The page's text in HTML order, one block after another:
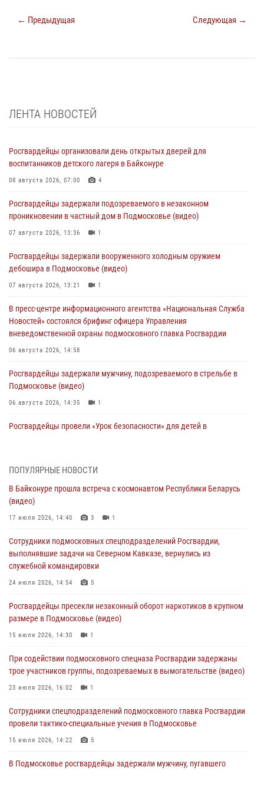
← Предыдущая Следующая →
ЛЕНТА НОВОСТЕЙ
Росгвардейцы организовали день открытых дверей для
воспитанников детского лагеря в Байконуре
08 августа 2026, 07:00 4
Росгвардейцы задержали подозреваемого в незаконном
проникновении в частный дом в Подмосковье (видео)
07 августа 2026, 13:36 1
Росгвардейцы задержали вооруженного холодным оружием
дебошира в Подмосковье (видео)
07 августа 2026, 13:21 1
В пресс-центре информационного агентства «Национальная Служба
Новостей» состоялся брифинг офицера Управления
вневедомственной охраны подмосковного главка Росгвардии
06 августа 2026, 14:58
Росгвардейцы задержали мужчину, подозреваемого в стрельбе в
Подмосковье (видео)
06 августа 2026, 14:35 1
Росгвардейцы провели «Урок безопасности» для детей в
подозреваемые в организации незаконной миграции и
изготовлении поддельных документов (видео)
05 августа 2026, 15:48
Сотрудники спецподразделения подмосковного главка Росгвардии
отработали навыки огневой подготовки на комплексных учениях
04 августа 2026, 12:21
сигналам «Тревога» с охраняемых объектов в Подмосковье
04 августа 2026, 12:15
(видео)
03 августа 2026, 15:32
ПОПУЛЯРНЫЕ НОВОСТИ
В Байконуре прошла встреча с космонавтом Республики Беларусь
(видео)
17 июля 2026, 14:40 3 1
Сотрудники подмосковных спецподразделений Росгвардии,
выполнявшие задачи на Северном Кавказе, вернулись из
служебной командировки
24 июля 2026, 14:54 5
Росгвардейцы пресекли незаконный оборот наркотиков в крупном
размере в Подмосковье (видео)
15 июля 2026, 14:30 1
При содействии подмосковного спецназа Росгвардии задержаны
трое участников группы, подозреваемых в вымогательстве (видео)
23 июля 2026, 16:02 1
Сотрудники спецподразделений подмосковного главка Росгвардии
провели тактико-специальные учения в Подмосковье
15 июля 2026, 14:22 5
В Подмосковье росгвардейцы задержали мужчину, пугавшего